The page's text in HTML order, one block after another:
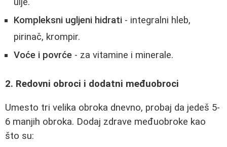
Kompleksni ugljeni hidrati - integralni hleb,
pirinač, krompir.
Voće i povrće - za vitamine i minerale.
2. Redovni obroci i dodatni međuobroci
Umesto tri velika obroka dnevno, probaj da jedeš 5-
6 manjih obroka. Dodaj zdrave međuobroke kao
što su: